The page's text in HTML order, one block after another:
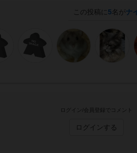
この投稿に 5名がナ
ログイン/会員登録でコメント
ログインする